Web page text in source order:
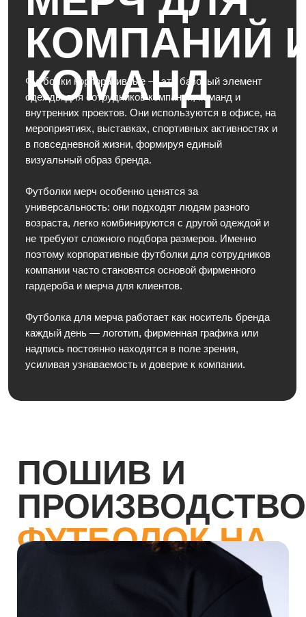
ПОШИВ И
ПРОИЗВОДСТВО
ФУТБОЛОК НА
ЗАКАЗ
с учетом плотности, устойчивости к износу и сохранения
от базовых моделей до брендированных футболок с
вышивкой или сложным принтом. Производство
футболок выстроено так, чтобы каждая партия
соответствовала единому стандарту качества — это
особенно важно при заказе корпоративных футболок на
заказ и мерча для компаний.
Доступны футболки с нанесением логотипа, фирменной
символикой, индивидуальными надписями и дизайном.